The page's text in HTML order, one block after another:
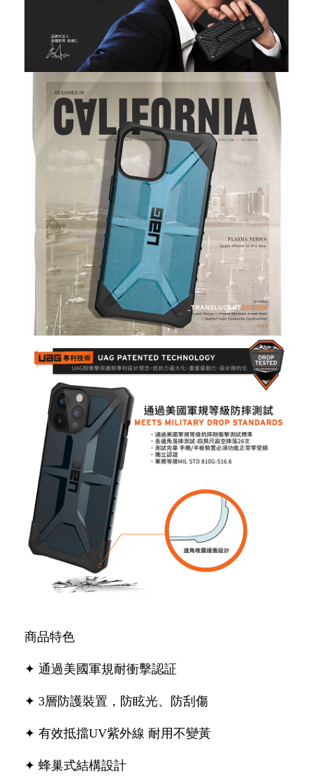
商品特色
✦ 通過美國軍規耐衝擊認証
✦ 3層防護裝置，防眩光、防刮傷
✦ 有效抵擋UV紫外線 耐用不變黃
✦ 蜂巢式結構設計